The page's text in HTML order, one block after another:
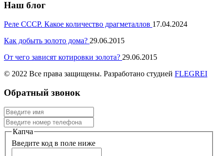
Наш блог
Реле СССР. Какое количество драгметаллов 17.04.2024
Как добыть золото дома? 29.06.2015
От чего зависят котировки золота? 29.06.2015
© 2022 Все права защищены. Разработано студией FLEGREI
Обратный звонок
Капча
Введите код в поле ниже